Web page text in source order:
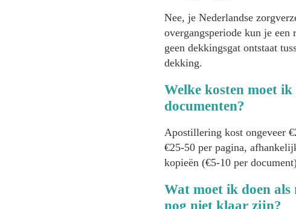
Nee, je Nederlandse
overgangsperiode kun je
geen dekkingsgat ontstaat
dekking.
Welke kosten moet
documenten?
Apostillering kost ongeveer
€25-50 per pagina,
kopieën (€5-10 per
Wat moet ik doen
nog niet klaar zijn?